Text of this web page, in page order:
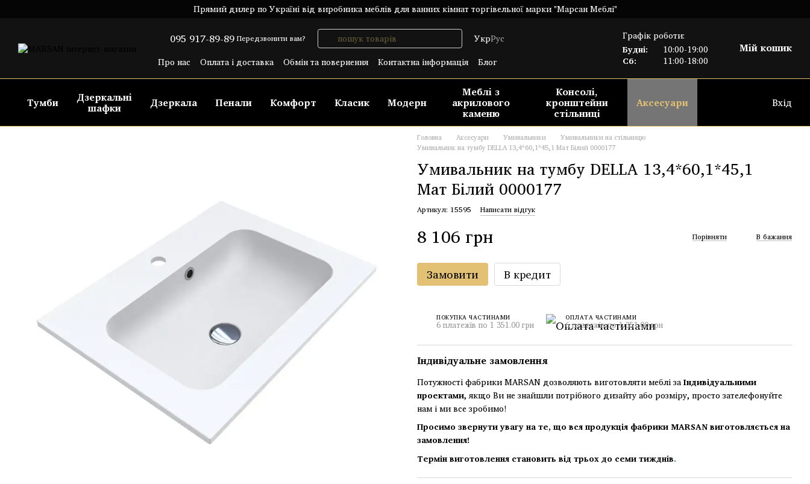
Прямий дилер по Україні від виробника меблів для ванних кімнат торгівельної марки "Марсан Меблі"
095 917-89-89 Передзвонити вам? УкрРус
Про нас
Оплата і доставка Обмін та повернення Контактна інформація
Блог
Графік роботи:
Будні:
10:00-19:00
Сб:
11:00-18:00
Мій кошик
Тумби Дзеркальні
шафки Дзеркала Пенали Комфорт Класик Модерн
Меблі з
акрилового
каменю
Консолі,
кронштейни
стільниці
Аксесуари Вхід
Головна Аксесуари Умивальники
Умивальники на стільницю
Умивальник на тумбу DELLA 13,4*60,1*45,1 Мат Білий 0000177
Умивальник на тумбу DELLA 13,4*60,1*45,1
Мат Білий 0000177
Артикул: 15595 Написати відгук
8 106 грн Порівняти В бажання
Замовити В кредит
ПОКУПКА ЧАСТИНАМИ
6 платежів по 1 351.00 грн
ОПЛАТА ЧАСТИНАМИ
6 платежів по 1 351.00 грн
Індивідуальне замовлення
Потужності фабрики MARSAN дозволяють виготовляти меблі заІндивідуальними
проектами, якщо Ви не знайшли потрібного дизайту або розміру, просто зателефонуйте
нам і ми все зробимо!
Просимо звернути увагу на те, що вся продукція фабрики MARSAN виготовляється на
замовлення!
Термін виготовлення становить від трьох до семи тижднів.